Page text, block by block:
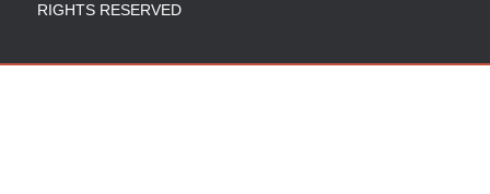
RIGHTS RESERVED